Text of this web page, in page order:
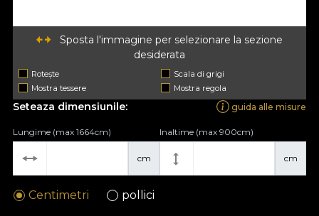
Sposta l'immagine per selezionare la sezione
desiderata
Rotește
Scala di grigi
Mostra tessere
Mostra regola
Seteaza dimensiunile: guida alle misure
cm
Lungime (max 1664cm)
cm
Inaltime (max 900cm)
Centimetri pollici